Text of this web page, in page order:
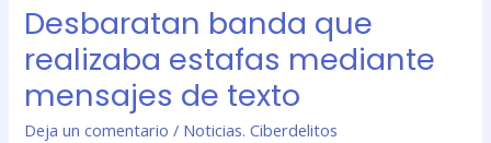
Desbaratan banda que
realizaba estafas mediante
mensajes de texto
Deja un comentario / Noticias. Ciberdelitos